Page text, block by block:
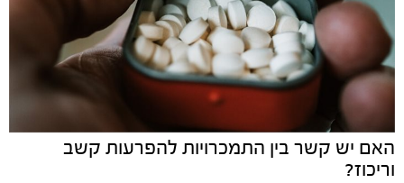
האם יש קשר בין התמכרויות להפרעות קשב
וריכוז?